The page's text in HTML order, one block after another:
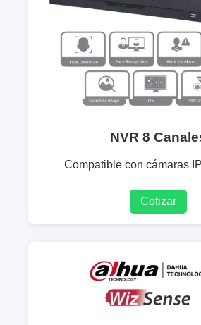
NVR 8
Compatible con cámaras
Cotizar